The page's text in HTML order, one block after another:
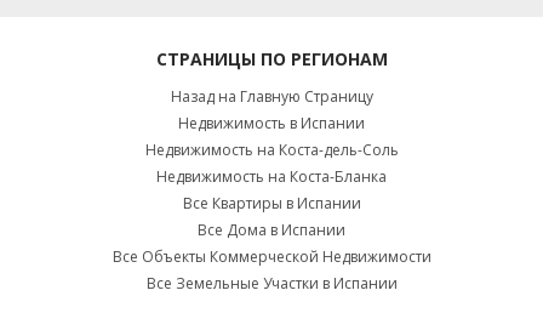
СТРАНИЦЫ ПО РЕГИОНАМ
Назад на Главную Страницу
Недвижимость в Испании
Недвижимость на Коста-дель-Соль
Недвижимость на Коста-Бланка
Все Квартиры в Испании
Все Дома в Испании
Все Объекты Коммерческой Недвижимости
Все Земельные Участки в Испании